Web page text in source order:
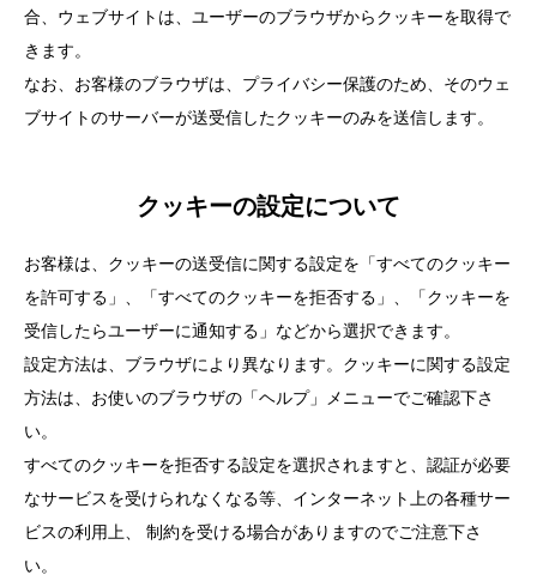
合、ウェブサイトは、ユーザーのブラウザからクッキーを取得で
きます。
なお、お客様のブラウザは、プライバシー保護のため、そのウェ
ブサイトのサーバーが送受信したクッキーのみを送信します。
クッキーの設定について
お客様は、クッキーの送受信に関する設定を「すべてのクッキー
を許可する」、「すべてのクッキーを拒否する」、「クッキーを
受信したらユーザーに通知する」などから選択できます。
設定方法は、ブラウザにより異なります。クッキーに関する設定
方法は、お使いのブラウザの「ヘルプ」メニューでご確認下さ
い。
すべてのクッキーを拒否する設定を選択されますと、認証が必要
なサービスを受けられなくなる等、インターネット上の各種サー
ビスの利用上、 制約を受ける場合がありますのでご注意下さ
い。